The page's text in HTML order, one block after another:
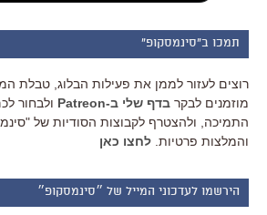
תמכו ב"סינמסקופ"
רוצים לעזור לממן את פעילות הבלוג, טבלת
מוזמנים לבקר בדף שלי ב-Patreon
ולבחור
התמיכה, ולהצטרף לקבוצות הסודיות של
והמלצות פרטיות. לחצו כאן
הירשמו לעדכוני המייל של ״סינמסקופ״